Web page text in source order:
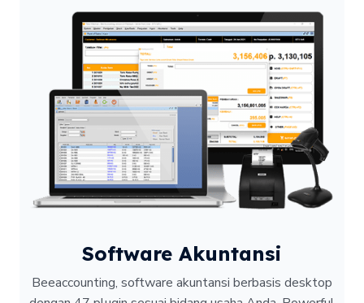
Software Akuntansi
Beeaccounting, software akuntansi berbasis desktop